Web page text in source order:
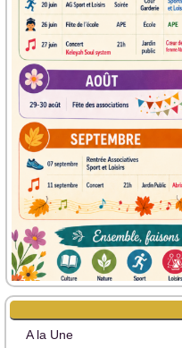
A la Une